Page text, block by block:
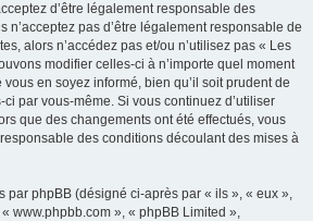
d’être légalement responsable des
n’acceptez pas d’être légalement responsable de
alors n’accédez pas et/ou n’utilisez pas « Les
modifier celles-ci à n’importe quel moment
en soyez informé, bien qu’il soit prudent de
par vous-même. Si vous continuez d’utiliser
que des changements ont été effectués, vous
des conditions découlant des mises à
par phpBB (désigné ci-après par « ils », « eux »,
www.phpbb.com », « phpBB Limited »,